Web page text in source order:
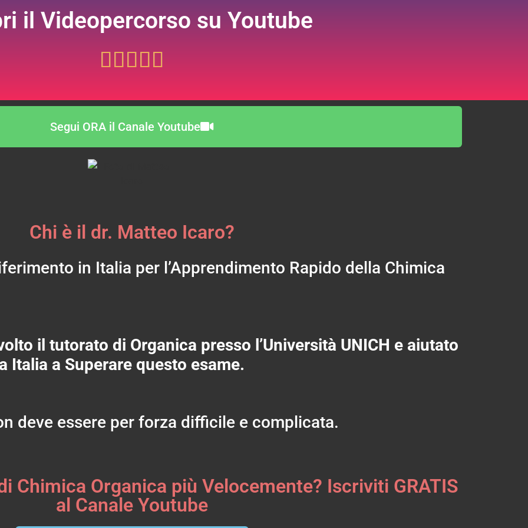
il Videopercorso su Youtube

Segui ORA il Canale Youtube
Chi è il dr. Matteo Icaro?
in Italia per l’Apprendimento Rapido della Chimica
il tutorato di Organica presso l’Università UNICH e aiutato
a Superare questo esame.
deve essere per forza difficile e complicata.
Chimica Organica più Velocemente? Iscriviti GRATIS
al Canale Youtube